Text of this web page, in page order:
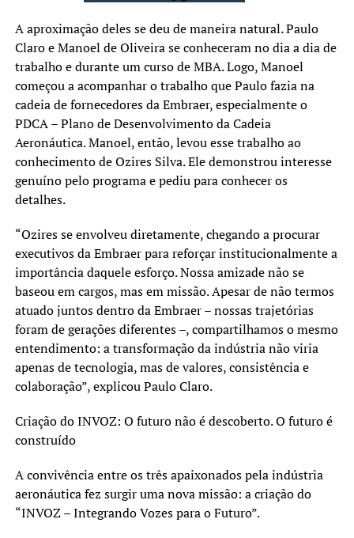
A aproximação deles se deu de maneira natural. Paulo
Claro e Manoel de Oliveira se conheceram no dia a dia de
trabalho e durante um curso de MBA. Logo, Manoel
começou a acompanhar o trabalho que Paulo fazia na
cadeia de fornecedores da Embraer, especialmente o
PDCA – Plano de Desenvolvimento da Cadeia
Aeronáutica. Manoel, então, levou esse trabalho ao
conhecimento de Ozires Silva. Ele demonstrou interesse
genuíno pelo programa e pediu para conhecer os
detalhes.
“Ozires se envolveu diretamente, chegando a procurar
executivos da Embraer para reforçar institucionalmente a
importância daquele esforço. Nossa amizade não se
baseou em cargos, mas em missão. Apesar de não termos
atuado juntos dentro da Embraer – nossas trajetórias
foram de gerações diferentes –, compartilhamos o mesmo
entendimento: a transformação da indústria não viria
apenas de tecnologia, mas de valores, consistência e
colaboração”, explicou Paulo Claro.
Criação do INVOZ: O futuro não é descoberto. O futuro é
construído
A convivência entre os três apaixonados pela indústria
aeronáutica fez surgir uma nova missão: a criação do
“INVOZ – Integrando Vozes para o Futuro”.